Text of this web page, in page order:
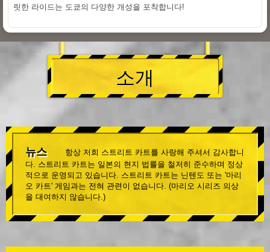
릿한 라이드는 도쿄의 다양한 개성을 포착합니다!
소개
뉴스
항상 저희 스트리트 카트를 사랑해 주셔서 감사합니
다. 스트리트 카트는 일본의 현지 법률을 철저히 준수하며 정상
적으로 운영되고 있습니다. 스트리트 카트는 닌텐도 또는 '마리
오 카트' 게임과는 전혀 관련이 없습니다. (마리오 시리즈 의상
을 대여하지 않습니다.)